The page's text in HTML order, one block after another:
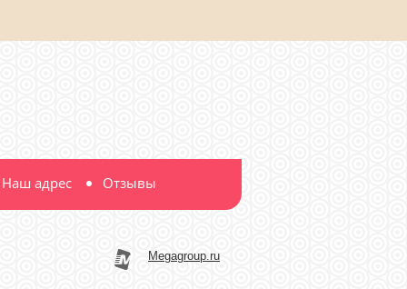
Наш адрес Отзывы
Megagroup.ru